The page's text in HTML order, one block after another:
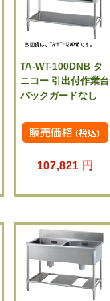
TA-WT-100DNB タ
ニコー 引出付作業台
バックガードなし
107,821 円